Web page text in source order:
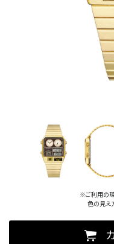
※ご利用の環
色の見え